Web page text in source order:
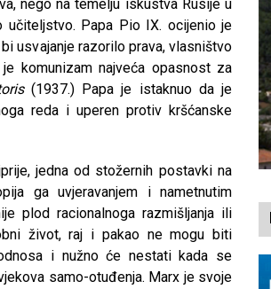
nego na temelju iskustva Rusije u
učiteljstvo. Papa Pio IX. ocijenio je
usvajanje razorilo prava, vlasništvo
komunizam najveća opasnost za
(1937.) Papa je istaknuo da je
reda i uperen protiv kršćanske
jedna od stožernih postavki na
ga uvjeravanjem i nametnutim
plod racionalnoga razmišljanja ili
život, raj i pakao ne mogu biti
i nužno će nestati kada se
samo-otuđenja. Marx je svoje